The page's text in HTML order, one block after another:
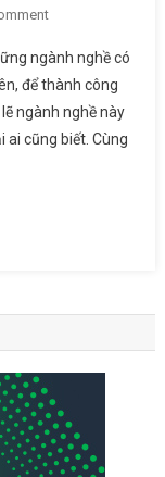
On
Khó
Khăn
Của
Nghề
Cũng
ngành nghề có
để thành công
ngành nghề này
ai cũng biết. Cùng